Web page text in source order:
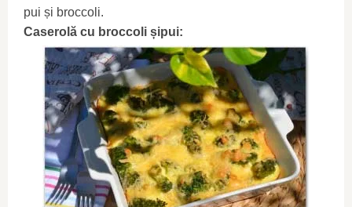
pui și broccoli.
Caserolă cu broccoli șipui: